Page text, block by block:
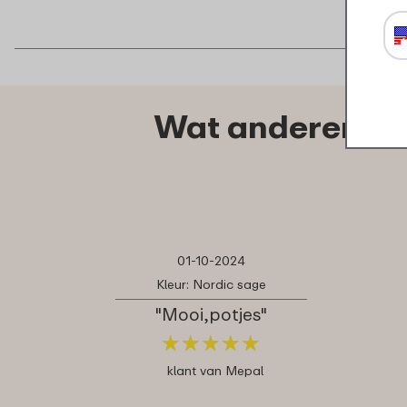
Wat anderen
01-10-2024
Kleur: Nordic sage
"Mooi,potjes"
★★★★★
★★★★★
klant van Mepal